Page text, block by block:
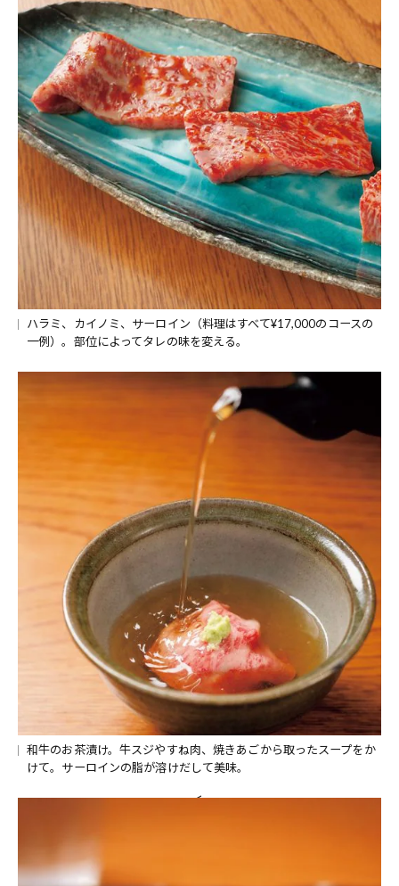
ハラミ、カイノミ、サーロイン（料理はすべて¥17,000のコースの
一例）。部位によってタレの味を変える。
和牛のお茶漬け。牛スジやすね肉、焼きあごから取ったスープをか
けて。サーロインの脂が溶けだして美味。
<